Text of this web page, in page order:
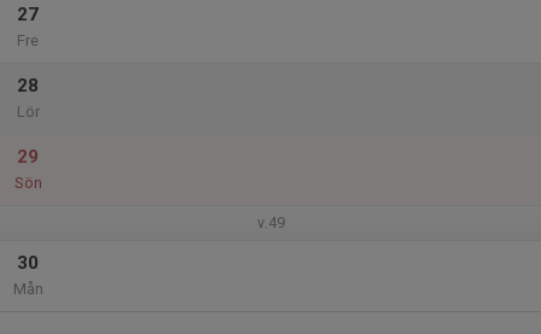
27
Fre
28
Lör
29
Sön
v.49
30
Mån